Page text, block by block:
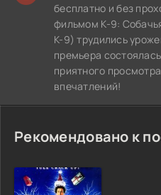
бесплатно и без
фильмом К-9:
K-9) трудились
премьера
приятного
впечатлений!
Рекомендовано к